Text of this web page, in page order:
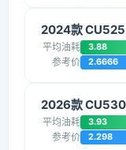
2024款 CU525
平均油耗 3.88
参考价 2.6666
2026款
平均油耗 3.93
参考价 2.298